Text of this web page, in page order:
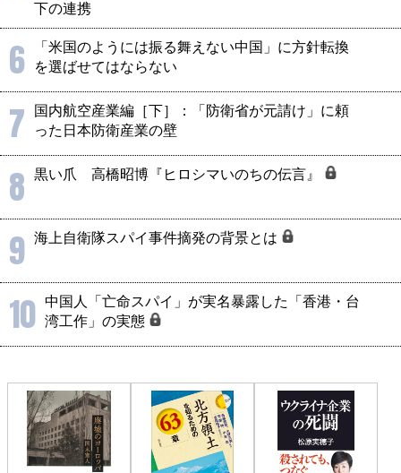
下の連携
6
「米国のようには振る舞えない中国」に方針転換
を選ばせてはならない
7
国内航空産業編［下］：「防衛省が元請け」に頼
った日本防衛産業の壁
8 黒い爪 高橋昭博『ヒロシマいのちの伝言』
9 海上自衛隊スパイ事件摘発の背景とは
10 中国人「亡命スパイ」が実名暴露した「香港・台
湾工作」の実態